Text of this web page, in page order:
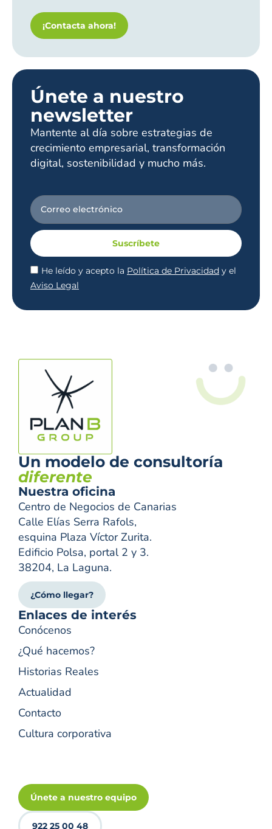
¡Contacta ahora!
Únete a nuestro
newsletter
Mantente al día sobre estrategias de
crecimiento empresarial, transformación
digital, sostenibilidad y mucho más.
He leído y acepto la Política de Privacidad y el
Aviso Legal
Suscríbete
Un modelo de consultoría
diferente
Nuestra oficina
Centro de Negocios de Canarias
Calle Elías Serra Rafols,
esquina Plaza Víctor Zurita.
Edificio Polsa, portal 2 y 3.
38204, La Laguna.
¿Cómo llegar?
Enlaces de interés
Conócenos
¿Qué hacemos?
Historias Reales
Actualidad
Contacto
Cultura corporativa
Únete a nuestro equipo
922 25 00 48